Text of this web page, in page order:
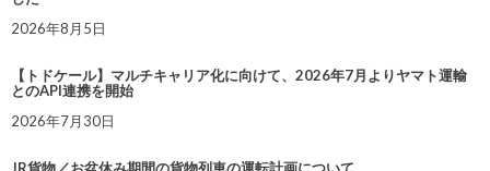
2026年8月5日
【トドケール】マルチキャリア化に向けて、2026年7月よりヤマト運輸
とのAPI連携を開始
2026年7月30日